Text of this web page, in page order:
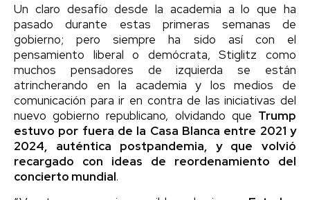
Un claro desafío desde la academia a lo que ha
pasado durante estas primeras semanas de
gobierno; pero siempre ha sido así con el
pensamiento liberal o demócrata, Stiglitz como
muchos pensadores de izquierda se están
atrincherando en la academia y los medios de
comunicación para ir en contra de las iniciativas del
nuevo gobierno republicano, olvidando que Trump
estuvo por fuera de la Casa Blanca entre 2021 y
2024, auténtica postpandemia, y que volvió
recargado con ideas de reordenamiento del
concierto mundial.